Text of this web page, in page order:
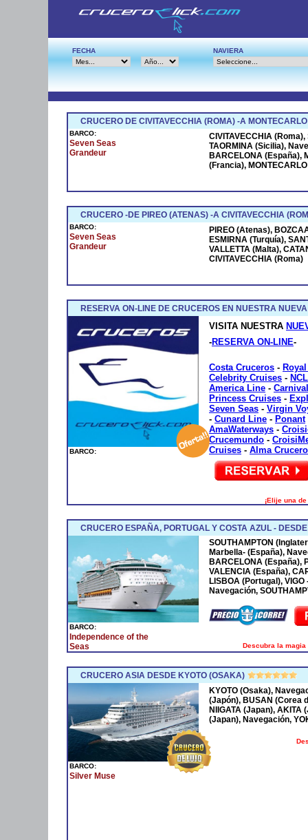
FECHA NAVIERA
CRUCERO DE CIVITAVECCHIA (ROMA) -A
BARCO:
Seven Seas
Grandeur
CIVITAVECCHIA
TAORMINA (Sicilia),
BARCELONA (España),
(Francia),
CRUCERO -DE PIREO (ATENAS) -A CIVITAVECCHIA
BARCO:
Seven Seas
Grandeur
PIREO (Atenas),
ESMIRNA (Turquía),
VALLETTA (Malta),
CIVITAVECCHIA (Roma)
RESERVA ON-LINE DE CRUCEROS EN NUESTRA
BARCO:
VISITA NUESTRA
-RESERVA ON-LINE-
Costa Cruceros -
Celebrity Cruises - NCL
America Line -
Princess Cruises -
Seven Seas - Virgin
- Cunard Line - Ponant
AmaWaterways -
Crucemundo -
Cruises - Alma
¡Elije una
CRUCERO ESPAÑA, PORTUGAL Y COSTA AZUL -
BARCO:
Independence of the
Seas
SOUTHAMPTON
Marbella- (España),
BARCELONA (España),
VALENCIA (España),
LISBOA (Portugal),
Navegación,
Descubra la
CRUCERO ASIA DESDE KYOTO (OSAKA)
BARCO:
Silver Muse
KYOTO (Osaka),
(Japón), BUSAN (Corea
NIIGATA (Japan), AKITA
(Japan), Navegación,